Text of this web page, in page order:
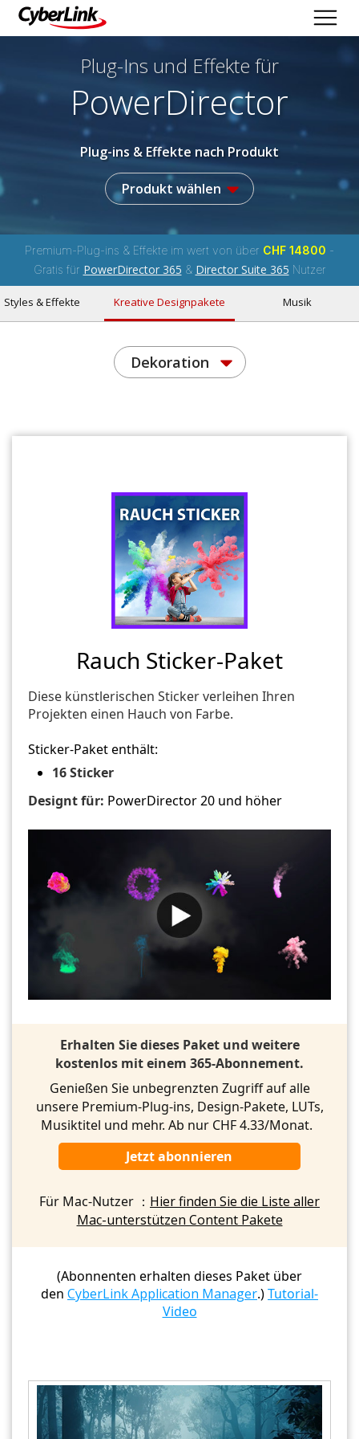
Plug-Ins und Effekte für
PowerDirector
Plug-ins & Effekte nach Produkt
Produkt wählen
Premium-Plug-ins & Effekte im wert von über CHF 14800 -
Gratis für PowerDirector 365 & Director Suite 365 Nutzer
Styles & Effekte Kreative Designpakete Musik
Dekoration
Rauch Sticker-Paket
Diese künstlerischen Sticker verleihen Ihren
Projekten einen Hauch von Farbe.
Sticker-Paket enthält:
16 Sticker
Designt für: PowerDirector 20 und höher
Erhalten Sie dieses Paket und weitere
kostenlos mit einem 365-Abonnement.
Genießen Sie unbegrenzten Zugriff auf alle
unsere Premium-Plug-ins, Design-Pakete, LUTs,
Musiktitel und mehr. Ab nur CHF 4.33/Monat.
Jetzt abonnieren
Für Mac-Nutzer ： Hier finden Sie die Liste aller
Mac-unterstützen Content Pakete
(Abonnenten erhalten dieses Paket über
den CyberLink Application Manager.)Tutorial-
Video